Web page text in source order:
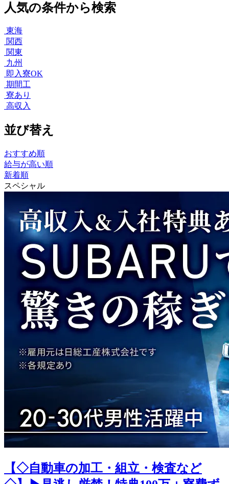
人気の条件から検索
東海
関西
関東
九州
即入寮OK
期間工
寮あり
高収入
並び替え
おすすめ順
給与が高い順
新着順
スペシャル
【◇自動車の加工・組立・検査など